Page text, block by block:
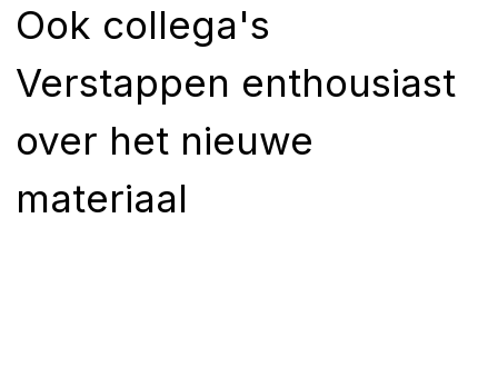
Ook collega's
Verstappen enthousiast
over het nieuwe
materiaal